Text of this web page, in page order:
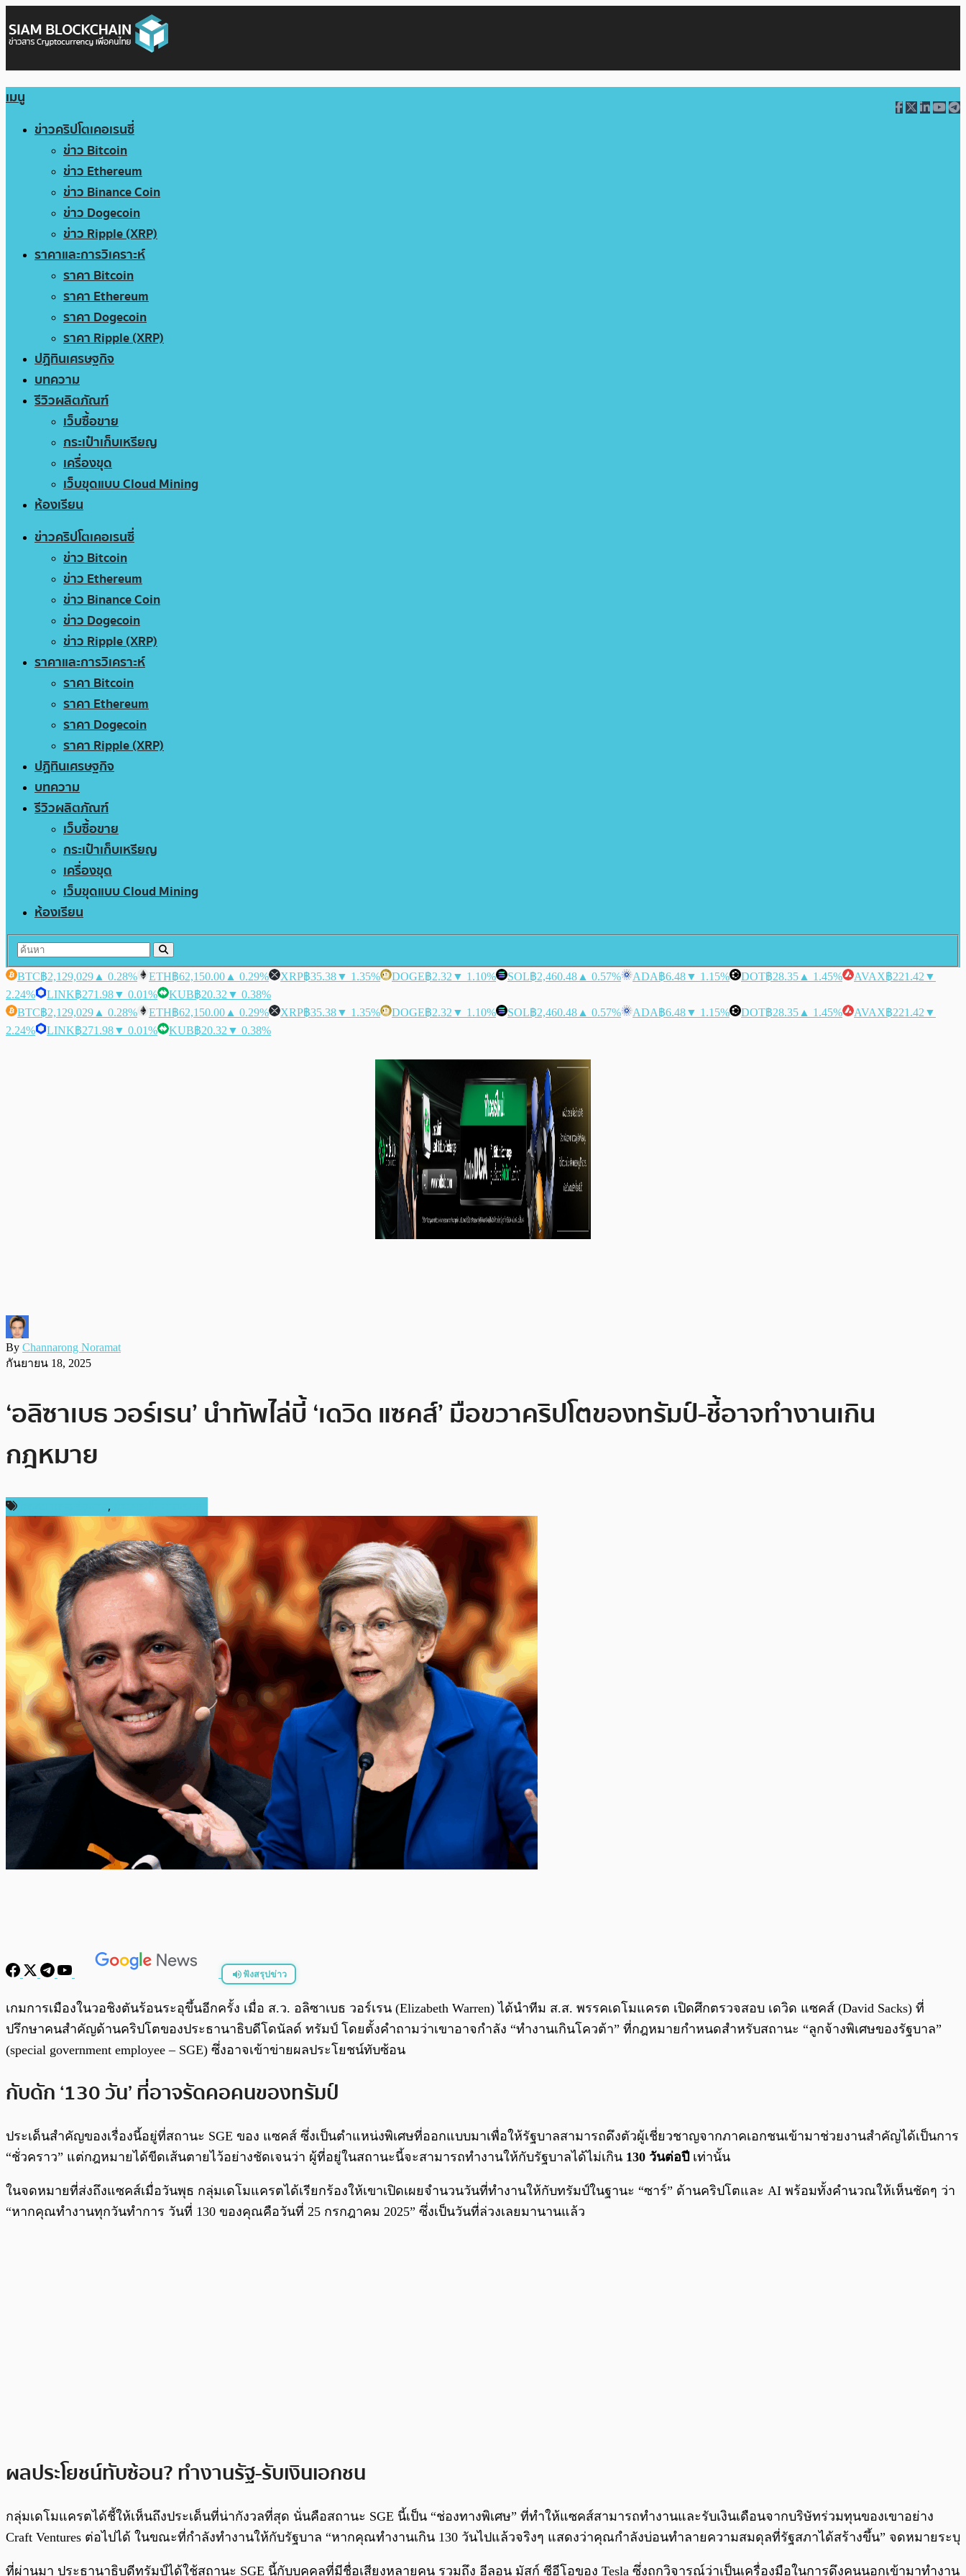
เมนู
ข่าวคริปโตเคอเรนซี่
ข่าว Bitcoin
ข่าว Ethereum
ข่าว Binance Coin
ข่าว Dogecoin
ข่าว Ripple (XRP)
ราคาและการวิเคราะห์
ราคา Bitcoin
ราคา Ethereum
ราคา Dogecoin
ราคา Ripple (XRP)
ปฏิทินเศรษฐกิจ
บทความ
รีวิวผลิตภัณฑ์
เว็บซื้อขาย
กระเป๋าเก็บเหรียญ
เครื่องขุด
เว็บขุดแบบ Cloud Mining
ห้องเรียน
ข่าวคริปโตเคอเรนซี่
ข่าว Bitcoin
ข่าว Ethereum
ข่าว Binance Coin
ข่าว Dogecoin
ข่าว Ripple (XRP)
ราคาและการวิเคราะห์
ราคา Bitcoin
ราคา Ethereum
ราคา Dogecoin
ราคา Ripple (XRP)
ปฏิทินเศรษฐกิจ
บทความ
รีวิวผลิตภัณฑ์
เว็บซื้อขาย
กระเป๋าเก็บเหรียญ
เครื่องขุด
เว็บขุดแบบ Cloud Mining
ห้องเรียน
BTC฿2,129,029 ▲ 0.28% ETH฿62,150.00 ▲ 0.29% XRP฿35.38▼ 1.35% DOGE฿2.32 ▼ 1.10% SOL฿2,460.48 ▲ 0.57% ADA฿6.48▼ 1.15% DOT฿28.35 ▲ 1.45% AVAX฿221.42 ▼
2.24%
LINK฿271.98▼ 0.01% KUB฿20.32 ▼ 0.38%
BTC฿2,129,029 ▲ 0.28% ETH฿62,150.00 ▲ 0.29% XRP฿35.38▼ 1.35% DOGE฿2.32 ▼ 1.10% SOL฿2,460.48 ▲ 0.57% ADA฿6.48▼ 1.15% DOT฿28.35 ▲ 1.45% AVAX฿221.42 ▼
2.24%
LINK฿271.98▼ 0.01% KUB฿20.32 ▼ 0.38%
By Channarong Noramat
กันยายน 18, 2025
‘อลิซาเบธ วอร์เรน’ นำทัพไล่บี้ ‘เดวิด แซคส์’ มือขวาคริปโตของทรัมป์-ชี้อาจทำงานเกิน
กฎหมาย
,
ฟังสรุปข่าว
พร้อมเล่น 0:00/ 0:00
เกมการเมืองในวอชิงตันร้อนระอุขึ้นอีกครั้ง เมื่อ ส.ว. อลิซาเบธ วอร์เรน (Elizabeth Warren) ได้นำทีม ส.ส. พรรคเดโมแครต เปิดศึกตรวจสอบ เดวิด แซคส์ (David Sacks) ที่
ปรึกษาคนสำคัญด้านคริปโตของประธานาธิบดีโดนัลด์ ทรัมป์ โดยตั้งคำถามว่าเขาอาจกำลัง “ทำงานเกินโควต้า” ที่กฎหมายกำหนดสำหรับสถานะ “ลูกจ้างพิเศษของรัฐบาล”
(special government employee – SGE) ซึ่งอาจเข้าข่ายผลประโยชน์ทับซ้อน
กับดัก ‘130 วัน’ ที่อาจรัดคอคนของทรัมป์
ประเด็นสำคัญของเรื่องนี้อยู่ที่สถานะ SGE ของ แซคส์ ซึ่งเป็นตำแหน่งพิเศษที่ออกแบบมาเพื่อให้รัฐบาลสามารถดึงตัวผู้เชี่ยวชาญจากภาคเอกชนเข้ามาช่วยงานสำคัญได้เป็นการ
“ชั่วคราว” แต่กฎหมายได้ขีดเส้นตายไว้อย่างชัดเจนว่า ผู้ที่อยู่ในสถานะนี้จะสามารถทำงานให้กับรัฐบาลได้ไม่เกิน 130 วันต่อปี เท่านั้น
ในจดหมายที่ส่งถึงแซคส์เมื่อวันพุธ กลุ่มเดโมแครตได้เรียกร้องให้เขาเปิดเผยจำนวนวันที่ทำงานให้กับทรัมป์ในฐานะ “ซาร์” ด้านคริปโตและ AI พร้อมทั้งคำนวณให้เห็นชัดๆ ว่า
“หากคุณทำงานทุกวันทำการ วันที่ 130 ของคุณคือวันที่ 25 กรกฎาคม 2025” ซึ่งเป็นวันที่ล่วงเลยมานานแล้ว
ผลประโยชน์ทับซ้อน? ทำงานรัฐ-รับเงินเอกชน
กลุ่มเดโมแครตได้ชี้ให้เห็นถึงประเด็นที่น่ากังวลที่สุด นั่นคือสถานะ SGE นี้เป็น “ช่องทางพิเศษ” ที่ทำให้แซคส์สามารถทำงานและรับเงินเดือนจากบริษัทร่วมทุนของเขาอย่าง
Craft Ventures ต่อไปได้ ในขณะที่กำลังทำงานให้กับรัฐบาล “หากคุณทำงานเกิน 130 วันไปแล้วจริงๆ แสดงว่าคุณกำลังบ่อนทำลายความสมดุลที่รัฐสภาได้สร้างขึ้น” จดหมายระบุ
ที่ผ่านมา ประธานาธิบดีทรัมป์ได้ใช้สถานะ SGE นี้กับบุคคลที่มีชื่อเสียงหลายคน รวมถึง อีลอน มัสก์ ซีอีโอของ Tesla ซึ่งถูกวิจารณ์ว่าเป็นเครื่องมือในการดึงคนนอกเข้ามาทำงาน